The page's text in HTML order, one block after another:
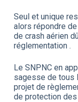
Seul et unique
alors répondre
de crash aérien
réglementation .
Le SNPNC en
sagesse de tous
projet de
de protection